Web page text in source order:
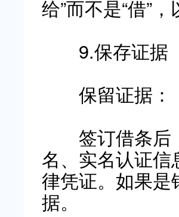
给”而不是“借”
9.保存证据
保留证据：
签订借条后
名、实名认证
律凭证。如果
据。